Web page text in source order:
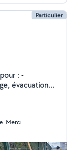
Particulier
évacuation
Merci